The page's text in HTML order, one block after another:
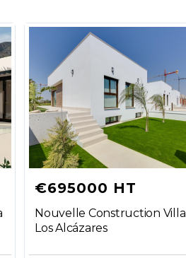
€695000 HT
Nouvelle Construction Villa
Los Alcázares